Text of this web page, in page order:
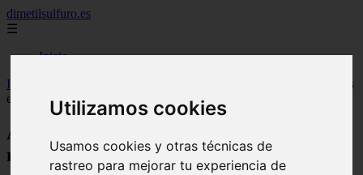
Utilizamos cookies
Usamos cookies y otras técnicas de
rastreo para mejorar tu experiencia de
dimetilsulfuro.es
☰
Inicio
Inicio
Ayudas de la PAC 2026: casi 5.000 millones
en juego
Ayudas de la PAC 2026: casi 5.000
millones en juego